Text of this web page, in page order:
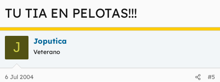
TU TIA EN PELOTAS!!!
J Joputica
Veterano
6 Jul 2004 #5